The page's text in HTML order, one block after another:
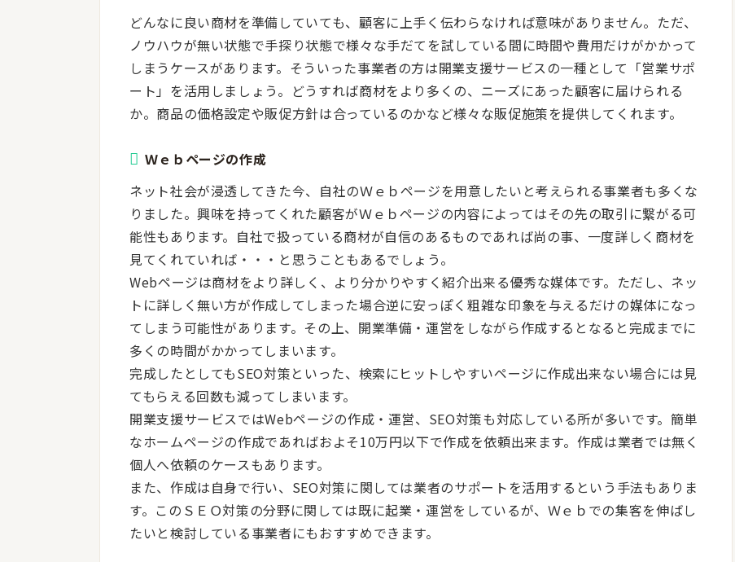
どんなに良い商材を準備していても、顧客に上手く伝わらなければ意味がありません。ただ、
ノウハウが無い状態で手探り状態で様々な手だてを試している間に時間や費用だけがかかって
しまうケースがあります。そういった事業者の方は開業支援サービスの一種として「営業サポ
ート」を活用しましょう。どうすれば商材をより多くの、ニーズにあった顧客に届けられる
か。商品の価格設定や販促方針は合っているのかなど様々な販促施策を提供してくれます。
Ｗｅｂページの作成
ネット社会が浸透してきた今、自社のＷｅｂページを用意したいと考えられる事業者も多くな
りました。興味を持ってくれた顧客がＷｅｂページの内容によってはその先の取引に繋がる可
能性もあります。自社で扱っている商材が自信のあるものであれば尚の事、一度詳しく商材を
見てくれていれば・・・と思うこともあるでしょう。
Webページは商材をより詳しく、より分かりやすく紹介出来る優秀な媒体です。ただし、ネッ
トに詳しく無い方が作成してしまった場合逆に安っぽく粗雑な印象を与えるだけの媒体になっ
てしまう可能性があります。その上、開業準備・運営をしながら作成するとなると完成までに
多くの時間がかかってしまいます。
完成したとしてもSEO対策といった、検索にヒットしやすいページに作成出来ない場合には見
てもらえる回数も減ってしまいます。
開業支援サービスではWebページの作成・運営、SEO対策も対応している所が多いです。簡単
なホームページの作成であればおよそ10万円以下で作成を依頼出来ます。作成は業者では無く
個人へ依頼のケースもあります。
また、作成は自身で行い、SEO対策に関しては業者のサポートを活用するという手法もありま
す。このＳＥＯ対策の分野に関しては既に起業・運営をしているが、Ｗｅｂでの集客を伸ばし
たいと検討している事業者にもおすすめできます。